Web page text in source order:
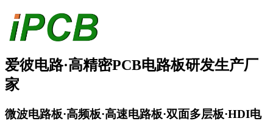
爱彼电路·高精密PCB电路板研发生产厂
家
微波电路板·高频板·高速电路板·双面多层板·HDI电